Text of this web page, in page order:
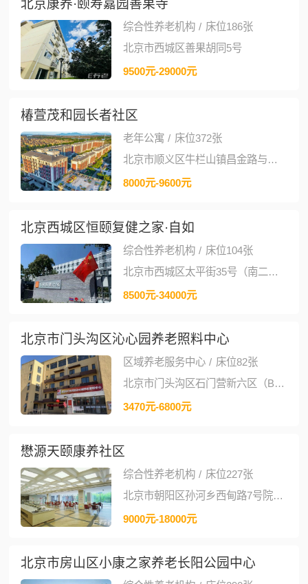
北京康养·颐寿嘉园善果寺
综合性养老机构 / 床位186张
北京市西城区善果胡同5号
9500元-29000元
椿萱茂和园长者社区
老年公寓 / 床位372张
北京市顺义区牛栏山镇昌金路与右堤路交叉口西南角
8000元-9600元
北京西城区恒颐复健之家·自如
综合性养老机构 / 床位104张
北京市西城区太平街35号（南二环陶然桥西北角）
8500元-34000元
北京市门头沟区沁心园养老照料中心
区域养老服务中心 / 床位82张
北京市门头沟区石门营新六区（B3）1号楼
3470元-6800元
懋源天颐康养社区
综合性养老机构 / 床位227张
北京市朝阳区孙河乡西甸路7号院27号楼
9000元-18000元
北京市房山区小康之家养老长阳公园中心